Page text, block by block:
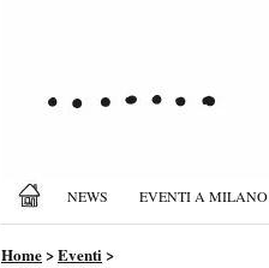
NEWS EVENTI A MILANO
Home>Eventi>